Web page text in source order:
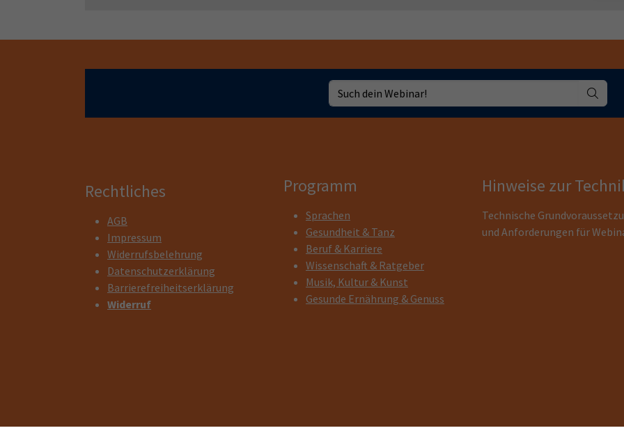
Rechtliches
AGB
Impressum
Widerrufsbelehrung
Datenschutzerklärung
Barrierefreiheitserklärung
Widerruf
Programm
Sprachen
Gesundheit & Tanz
Beruf & Karriere
Wissenschaft & Ratgeber
Musik, Kultur & Kunst
Gesunde Ernährung & Genuss
Hinweise zur
Technische
und Anforderungen für